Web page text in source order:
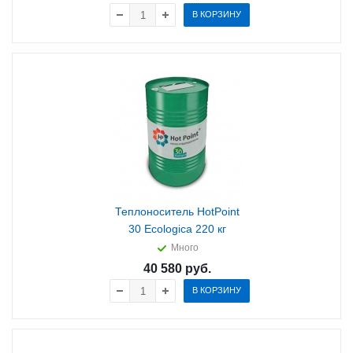
В КОРЗИНУ
Теплоноситель HotPoint
30 Ecologica 220 кг
Много
40 580руб.
В КОРЗИНУ